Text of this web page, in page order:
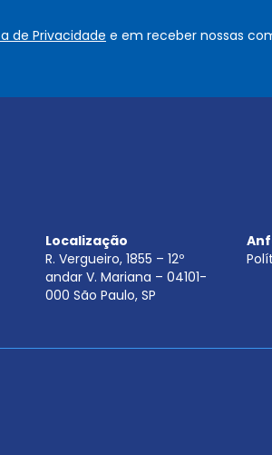
u
de Privacidade e em receber nossas
Localização
R. Vergueiro, 1855 – 12º
andar V. Mariana – 04101-
000 São Paulo, SP